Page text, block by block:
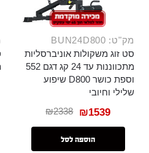
מק"ט: BUN24D800
סט זוג משקולות אוניברסליות
מתכווננות עד 24 קג דגם 552
וספת כושר D800 שיפוע
שלילי וחיובי
₪2338 ₪1539
הוספה לסל